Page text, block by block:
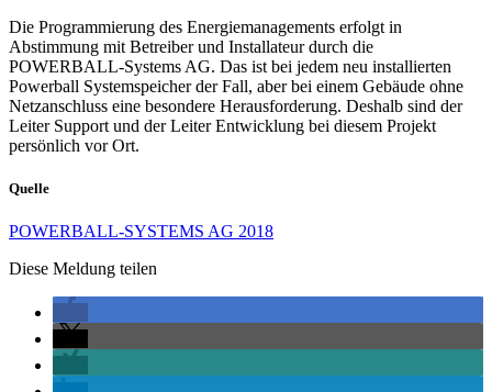
Die Programmierung des Energiemanagements erfolgt in
Abstimmung mit Betreiber und Installateur durch die
POWERBALL-Systems AG. Das ist bei jedem neu installierten
Powerball Systemspeicher der Fall, aber bei einem Gebäude ohne
Netzanschluss eine besondere Herausforderung. Deshalb sind der
Leiter Support und der Leiter Entwicklung bei diesem Projekt
persönlich vor Ort.
Quelle
POWERBALL-SYSTEMS AG 2018
Diese Meldung teilen